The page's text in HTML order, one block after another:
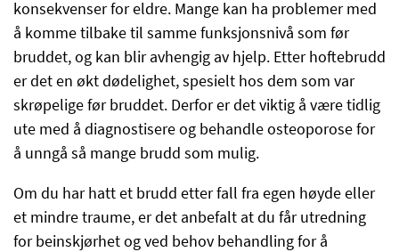
konsekvenser for eldre. Mange kan ha problemer med
å komme tilbake til samme funksjonsnivå som før
bruddet, og kan blir avhengig av hjelp. Etter hoftebrudd
er det en økt dødelighet, spesielt hos dem som var
skrøpelige før bruddet. Derfor er det viktig å være tidlig
ute med å diagnostisere og behandle osteoporose for
å unngå så mange brudd som mulig.
Om du har hatt et brudd etter fall fra egen høyde eller
et mindre traume, er det anbefalt at du får utredning
for beinskjørhet og ved behov behandling for å